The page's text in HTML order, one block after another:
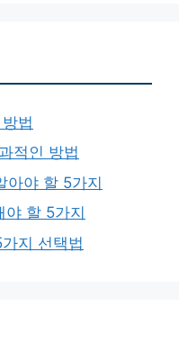
법
적인 방법
아야 할 5가지
야 할 5가지
지 선택법